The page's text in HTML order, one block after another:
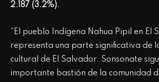
2.187 (3.2%).
“El pueblo Indígena Nahua Pipil en El
representa una parte significativa de
cultural de El Salvador. Sonsonate
importante bastión de la comunidad